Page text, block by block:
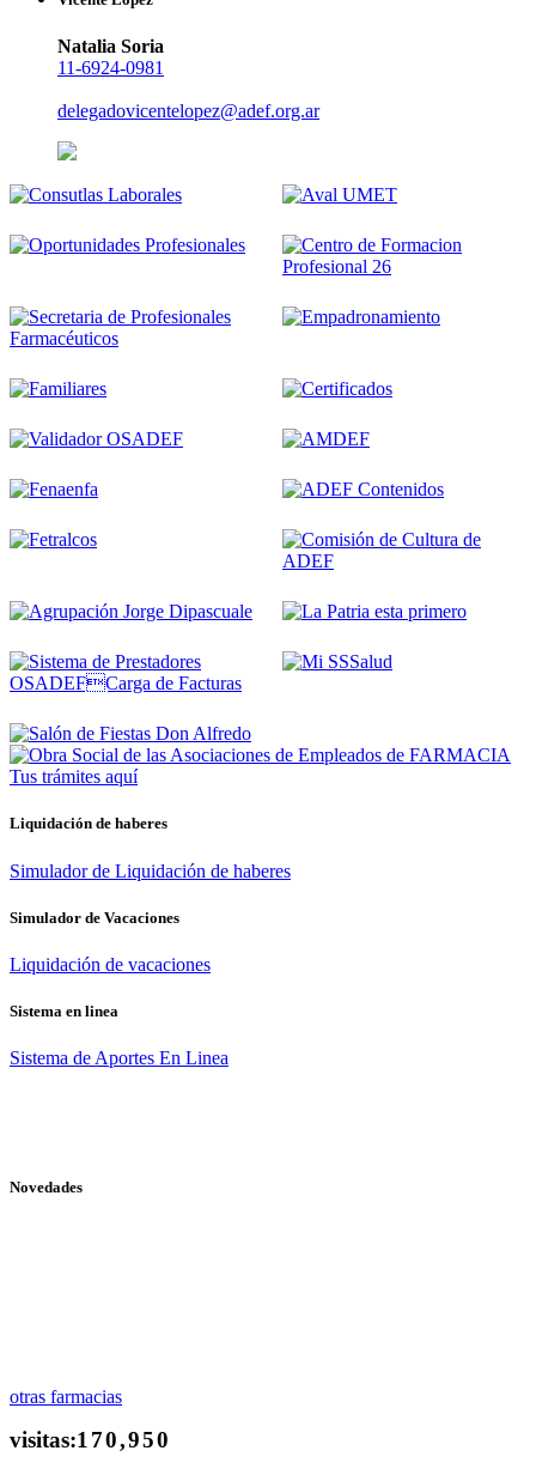
Natalia Soria
11-6924-0981
delegadovicentelopez@adef.org.ar
Tus trámites aquí
Liquidación de haberes
Simulador de Liquidación de haberes
Simulador de Vacaciones
Liquidación de vacaciones
Sistema en linea
Sistema de Aportes En Linea
Novedades
otras farmacias